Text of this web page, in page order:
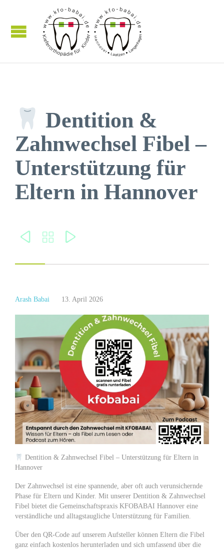
Dentition &
Zahnwechsel Fibel –
Unterstützung für
Eltern in Hannover
  
Arash Babai 13. April 2026
Dentition & Zahnwechsel Fibel – Unterstützung für Eltern in
Hannover
Der Zahnwechsel ist eine spannende, aber oft auch verunsichernde
Phase für Eltern und Kinder. Mit unserer Dentition & Zahnwechsel
Fibel bietet die Gemeinschaftspraxis KFOBABAI Hannover eine
verständliche und alltagstaugliche Unterstützung für Familien.
Über den QR-Code auf unserem Aufsteller können Eltern die Fibel
ganz einfach kostenlos herunterladen und sich umfassend über die